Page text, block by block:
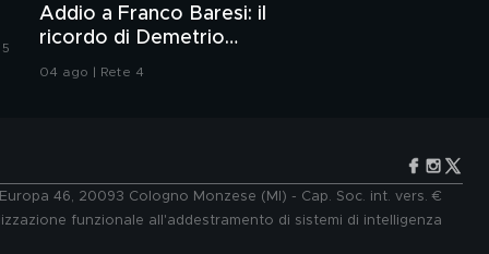
Addio a Franco Baresi: il
ricordo di Demetrio
Albertini, Clarence
04 ago | Rete 4
46, 20093 Cologno Monzese (MI) - Cap. Soc. int. vers. €
funzionale all'addestramento di sistemi di intelligenza